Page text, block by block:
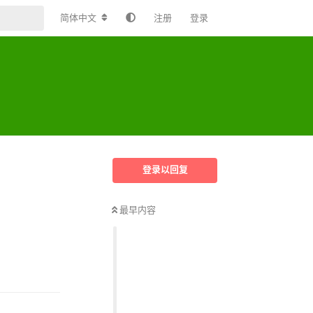
简体中文 注册 登录
登录以回复
最早内容